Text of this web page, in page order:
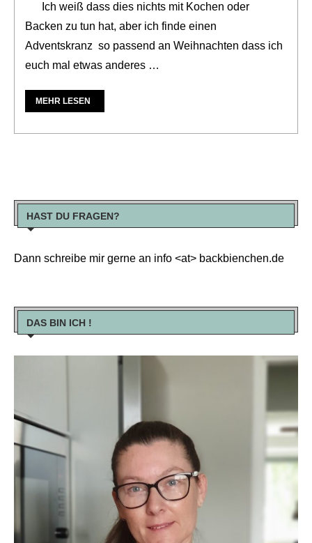
Ich weiß dass dies nichts mit Kochen oder
Backen zu tun hat, aber ich finde einen
Adventskranz so passend an Weihnachten dass ich
euch mal etwas anderes …
MEHR LESEN
HAST DU FRAGEN?
Dann schreibe mir gerne an info <at> backbienchen.de
DAS BIN ICH !